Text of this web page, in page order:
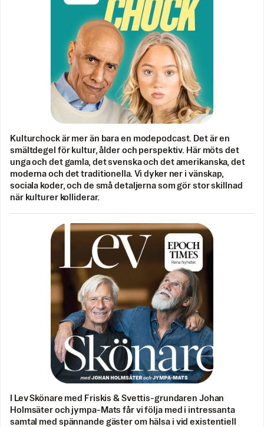
Kulturchock är mer än bara en modepodcast. Det är en
smältdegel för kultur, ålder och perspektiv. Här möts det
unga och det gamla, det svenska och det amerikanska, det
moderna och det traditionella. Vi dyker ner i vänskap,
sociala koder, och de små detaljerna som gör stor skillnad
när kulturer kolliderar.
I Lev Skönare med Friskis & Svettis-grundaren Johan
Holmsäter och jympa-Mats får vi följa med i intressanta
samtal med spännande gäster om hälsa i vid existentiell